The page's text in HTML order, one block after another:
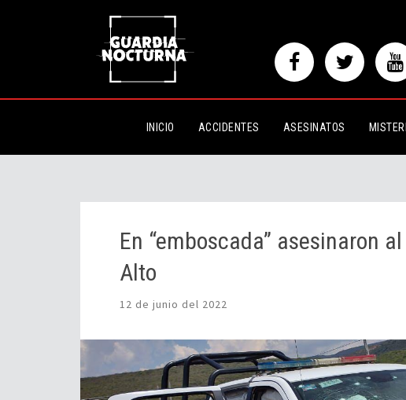
INICIO ACCIDENTES ASESINATOS
En “emboscada” asesinaron al
En “emboscada” asesinaron
Alto
12 de junio del 2022